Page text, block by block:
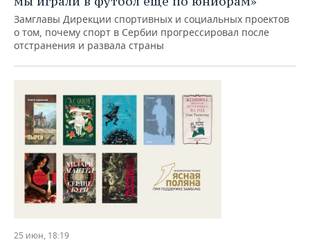
Замглавы Дирекции спортивных и социальных проектов
о том, почему спорт в Сербии прогрессировал после
отстранения и развала страны
25 июн, 18:19